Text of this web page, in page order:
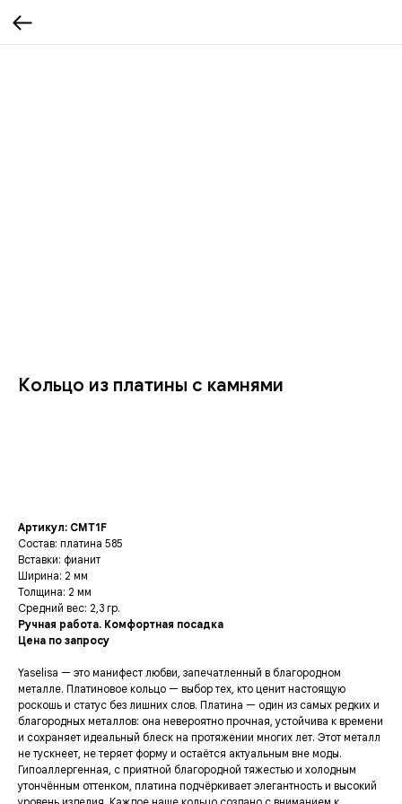
Кольцо из платины с камнями
Артикул: СМТ1F
Состав: платина 585
Вставки: фианит
Ширина: 2 мм
Толщина: 2 мм
Средний вес: 2,3 гр.
Ручная работа. Комфортная посадка
Цена по запросу
Yaselisa — это манифест любви, запечатленный в благородном
металле. Платиновое кольцо — выбор тех, кто ценит настоящую
роскошь и статус без лишних слов. Платина — один из самых редких и
благородных металлов: она невероятно прочная, устойчива к времени
и сохраняет идеальный блеск на протяжении многих лет. Этот металл
не тускнеет, не теряет форму и остаётся актуальным вне моды.
Гипоаллергенная, с приятной благородной тяжестью и холодным
утончённым оттенком, платина подчёркивает элегантность и высокий